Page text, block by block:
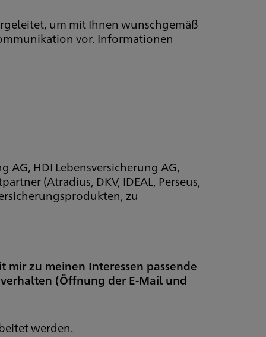
um mit Ihnen wunschgemäß
vor. Informationen
AG, HDI Lebensversicherung AG,
(Atradius, DKV, IDEAL, Perseus,
zu
zu meinen Interessen passende
(Öffnung der E-Mail und
werden.